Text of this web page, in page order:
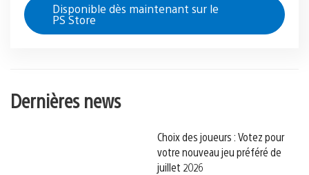
Disponible dès maintenant sur le
PS Store
Dernières news
Choix des joueurs : Votez pour
votre nouveau jeu préféré de
juillet 2026